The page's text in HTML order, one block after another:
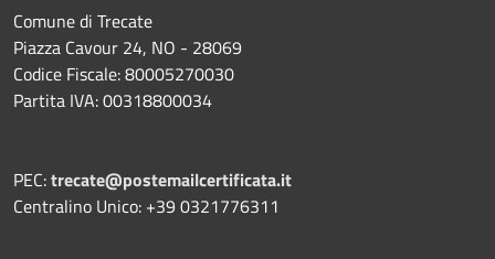
Comune di Trecate
Piazza Cavour 24, NO - 28069
Codice Fiscale: 80005270030
Partita IVA: 00318800034
PEC:trecate@postemailcertificata.it
Centralino Unico: +39 0321776311